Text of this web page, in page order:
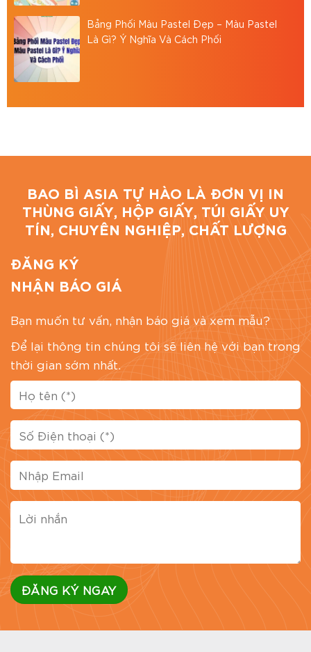
Địa chỉ: 766/18 Lạc Long Quân, Phường 9, Tân
Bình, TP.HCM
Hotline: 0867886811
Email: baobiasiavn@gmail.com
Website: https://baobiasia.com
Bảng Phối Màu Pastel Đẹp – Màu Pastel
Là Gì? Ý Nghĩa Và Cách Phối
BAO BÌ ASIA TỰ HÀO LÀ ĐƠN VỊ IN
THÙNG GIẤY, HỘP GIẤY, TÚI GIẤY UY
TÍN, CHUYÊN NGHIỆP, CHẤT LƯỢNG
ĐĂNG KÝ
NHẬN BÁO GIÁ
Bạn muốn tư vấn, nhận báo giá và xem mẫu?
Để lại thông tin chúng tôi sẽ liên hệ với bạn trong
thời gian sớm nhất.